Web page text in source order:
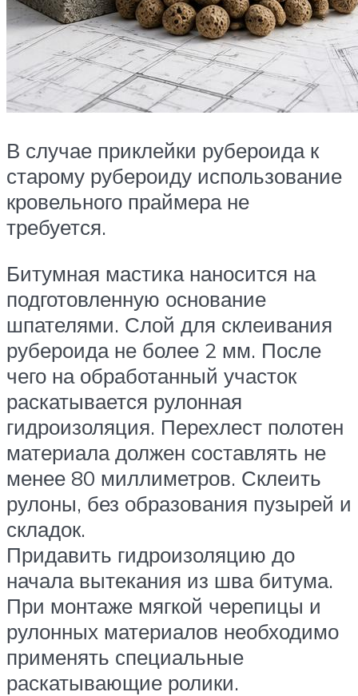
В случае приклейки рубероида к
старому рубероиду использование
кровельного праймера не
требуется.
Битумная мастика наносится на
подготовленную основание
шпателями. Слой для склеивания
рубероида не более 2 мм. После
чего на обработанный участок
раскатывается рулонная
гидроизоляция. Перехлест полотен
материала должен составлять не
менее 80 миллиметров. Склеить
рулоны, без образования пузырей и
складок.
Придавить гидроизоляцию до
начала вытекания из шва битума.
При монтаже мягкой черепицы и
рулонных материалов необходимо
применять специальные
раскатывающие ролики.